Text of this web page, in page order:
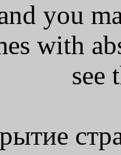
you
with
see